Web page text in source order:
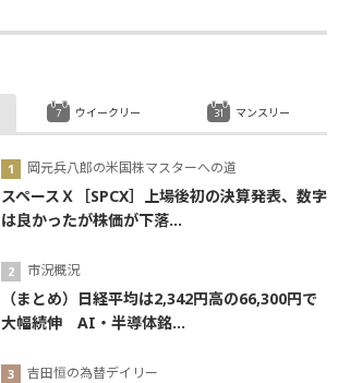
岡元兵八郎の米国株マスターへの道
スペースＸ［SPCX］上場後初の決算発表、数字
は良かったが株価が下落...
市況概況
（まとめ）日経平均は2,342円高の66,300円で
大幅続伸 AI・半導体銘...
吉田恒の為替デイリー
ウイークリー マンスリー